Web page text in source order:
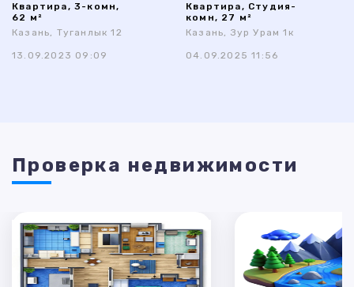
Квартира, 3-комн,
62 м²
Казань, Туганлык 12
13.09.2023 09:09
Квартира, Студия-
комн, 27 м²
Казань, Зур Урам 1к
04.09.2025 11:56
Проверка недвижимости